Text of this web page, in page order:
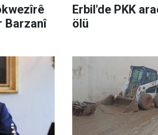
Barzanî
Erbil'de PKK
ölü